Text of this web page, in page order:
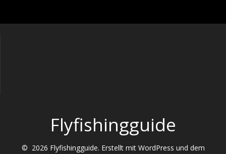
Flyfishingguide
© 2026 Flyfishingguide. Erstellt mit WordPress und dem